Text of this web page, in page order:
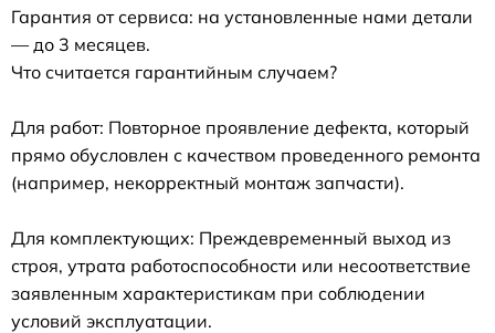
Гарантия от сервиса: на установленные нами детали
— до 3 месяцев.
Что считается гарантийным случаем?
Для работ: Повторное проявление дефекта, который
прямо обусловлен с качеством проведенного ремонта
(например, некорректный монтаж запчасти).
Для комплектующих: Преждевременный выход из
строя, утрата работоспособности или несоответствие
заявленным характеристикам при соблюдении
условий эксплуатации.